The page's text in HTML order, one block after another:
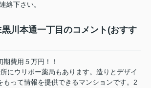
絡下さい。
川本通一丁目のコメント(おすす
期費用５万円！！
にウリボー薬局もあります。造りとデザイ
もって情報を提供できるマンションです。2